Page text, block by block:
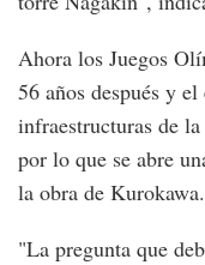
Ahora los Juegos
56 años después y
infraestructuras de
por lo que se abre
la obra de Kurokawa.
"La pregunta que